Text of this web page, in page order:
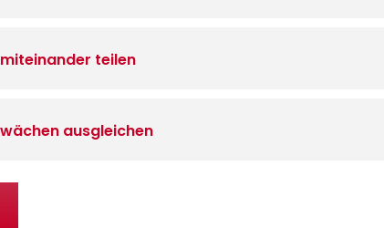
teilen
ausgleichen